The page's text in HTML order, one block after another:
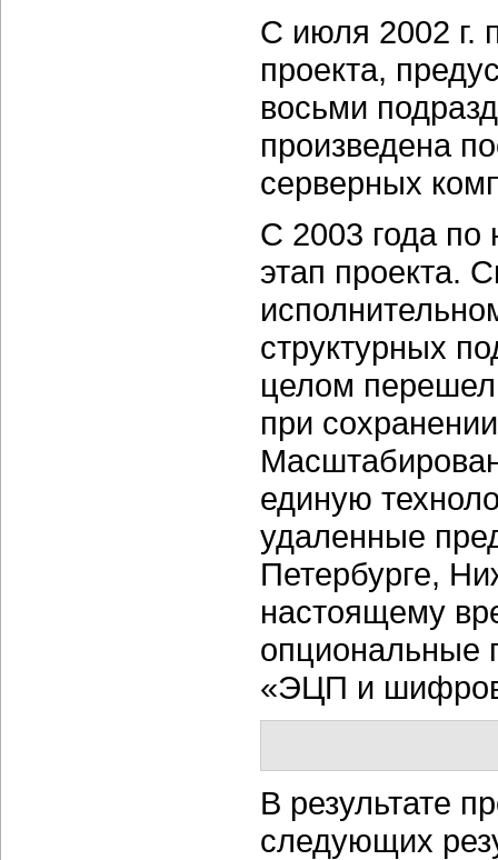
С июля 2002 г.
проекта,
восьми
произведена
серверных
С 2003 года по
этап проекта.
структурных
целом
при
единую
удаленные
Петербурге,
настоящему
опциональные
«ЭЦП и
В результате
следующих